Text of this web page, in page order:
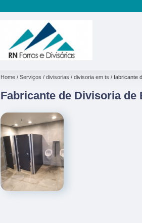
Home Serviços divisorias divisoria em ts fabricante
Fabricante de Divisoria de